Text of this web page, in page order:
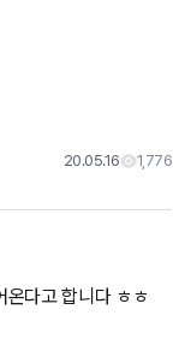
20.05.16 1,776
다고 합니다 ㅎㅎ